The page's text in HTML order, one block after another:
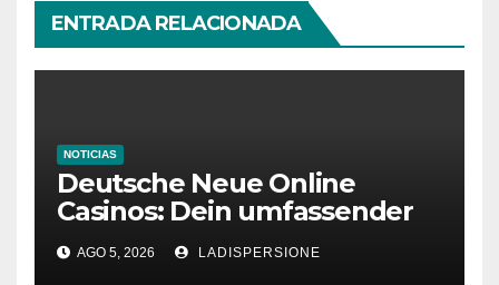
ENTRADA RELACIONADA
NOTICIAS
Deutsche Neue Online
Casinos: Dein umfassender
Ratgeber für moderne
Glücksspielplattformen
AGO 5, 2026 LADISPERSIONE